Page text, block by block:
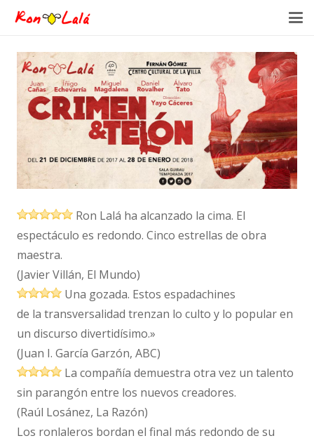
Ron Lalá ha alcanzado la cima. El
espectáculo es redondo. Cinco estrellas de obra
maestra.
(Javier Villán, El Mundo)
Una gozada. Estos espadachines
de la transversalidad trenzan lo culto y lo popular en
un discurso divertidísimo.»
(Juan I. García Garzón, ABC)
La compañía demuestra otra vez un talento
sin parangón entre los nuevos creadores.
(Raúl Losánez, La Razón)
Los ronlaleros bordan el final más redondo de su